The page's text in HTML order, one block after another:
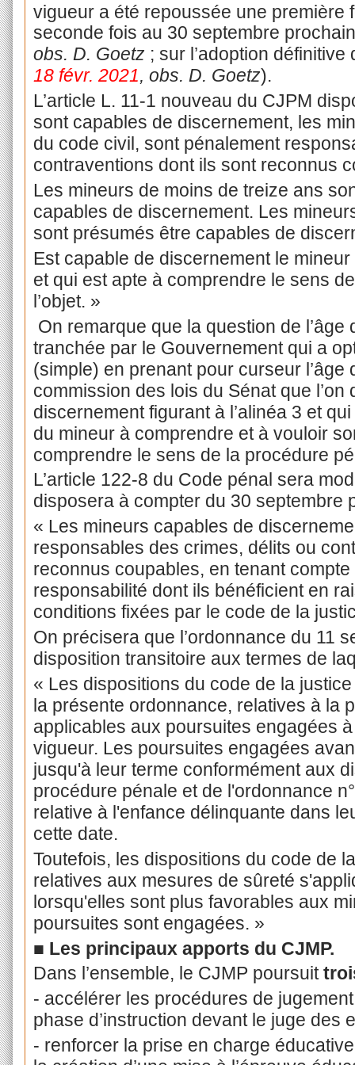
vigueur a été repoussée une première
seconde fois au 30 septembre
obs. D. Goetz ; sur l’adoption
18 févr. 2021, obs. D. Goetz).
L’article L. 11-1 nouveau du CJPM
sont capables de discernement, les
du code civil, sont pénalement
contraventions dont ils sont reconnus
Les mineurs de moins de treize ans
capables de discernement. Les
sont présumés être capables de
Est capable de discernement le
et qui est apte à comprendre le sens
l’objet. »
On remarque que la question de l’âge
tranchée par le Gouvernement qui a
(simple) en prenant pour curseur l’âge
commission des lois du Sénat que l’on
discernement figurant à l’alinéa 3 et
du mineur à comprendre et à vouloir
comprendre le sens de la procédure
L’article 122-8 du Code pénal sera
disposera à compter du 30 septembre
« Les mineurs capables de
responsables des crimes, délits ou
reconnus coupables, en tenant
responsabilité dont ils bénéficient en
conditions fixées par le code de la
On précisera que l’ordonnance du 11
disposition transitoire aux termes de
« Les dispositions du code de la
la présente ordonnance, relatives à la
applicables aux poursuites engagées
vigueur. Les poursuites engagées
jusqu'à leur terme conformément aux
procédure pénale et de l'ordonnance
relative à l'enfance délinquante dans
cette date.
Toutefois, les dispositions du code de
relatives aux mesures de sûreté
lorsqu'elles sont plus favorables aux
poursuites sont engagées. »
■ Les principaux apports du CJMP.
Dans l’ensemble, le CJMP poursuit
- accélérer les procédures de
phase d’instruction devant le juge des
- renforcer la prise en charge